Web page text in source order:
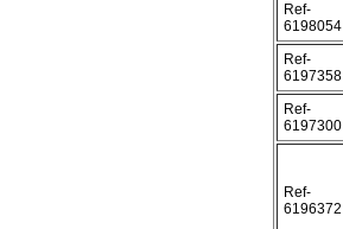
Ref-
6198054
Ref-
6197358
Ref-
6197300
Ref-
6196372